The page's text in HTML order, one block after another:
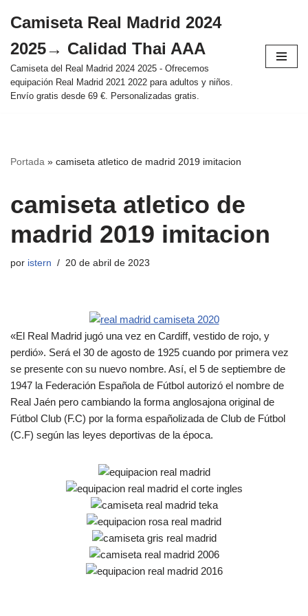
al
contenido
Camiseta Real Madrid 2024
2025→ Calidad Thai AAA
Camiseta del Real Madrid 2024 2025 - Ofrecemos
equipación Real Madrid 2021 2022 para adultos y niños.
Envío gratis desde 69 €. Personalizadas gratis.
Portada » camiseta atletico de madrid 2019 imitacion
camiseta atletico de
madrid 2019 imitacion
por istern 20 de abril de 2023
«El Real Madrid jugó una vez en Cardiff, vestido de rojo, y
perdió». Será el 30 de agosto de 1925 cuando por primera vez
se presente con su nuevo nombre. Así, el 5 de septiembre de
1947 la Federación Española de Fútbol autorizó el nombre de
Real Jaén pero cambiando la forma anglosajona original de
Fútbol Club (F.C) por la forma españolizada de Club de Fútbol
(C.F) según las leyes deportivas de la época.